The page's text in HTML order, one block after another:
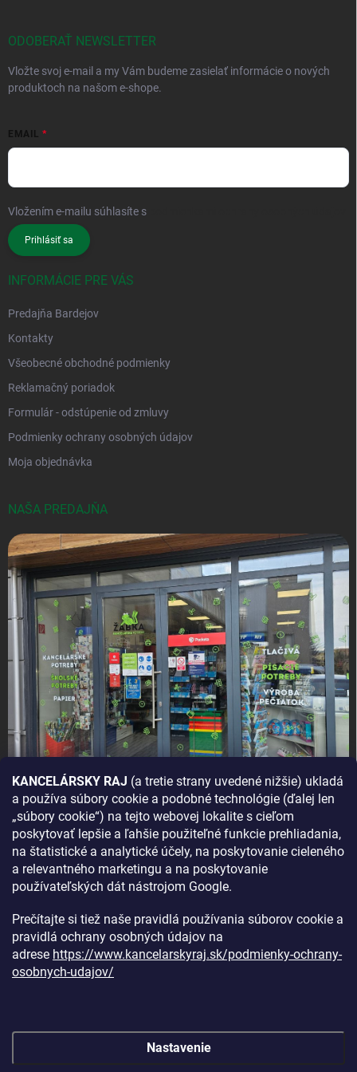
KANCELÁRSKY RAJ (a tretie strany uvedené nižšie) ukladá
a používa súbory cookie a podobné technológie (ďalej len
„súbory cookie“) na tejto webovej lokalite s cieľom
poskytovať lepšie a ľahšie použiteľné funkcie prehliadania,
na štatistické a analytické účely, na poskytovanie cieleného
a relevantného marketingu a na poskytovanie
používateľských dát nástrojom Google.
Prečítajte si tiež naše pravidlá používania súborov cookie a
pravidlá ochrany osobných údajov na
adrese https://www.kancelarskyraj.sk/podmienky-ochrany-
osobnych-udajov/
Nastavenie
ODOBERAŤ NEWSLETTER
Vložte svoj e-mail a my Vám budeme zasielať informácie o nových
produktoch na našom e-shope.
EMAIL
Vložením e-mailu súhlasíte s
Prihlásiť sa
INFORMÁCIE PRE VÁS
Predajňa Bardejov
Kontakty
Všeobecné obchodné podmienky
Reklamačný poriadok
Formulár - odstúpenie od zmluvy
Podmienky ochrany osobných údajov
Moja objednávka
NAŠA PREDAJŇA
AKO SA K NÁM DOSTANETE?